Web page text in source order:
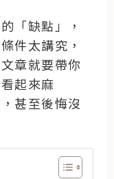
「缺點」，
件太講究，
章就要帶你
起來麻
甚至後悔沒